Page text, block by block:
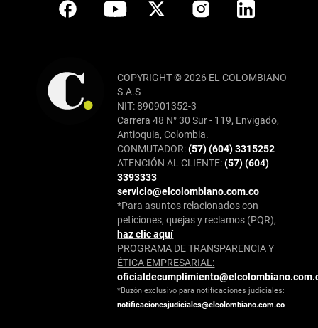
COPYRIGHT © 2026 EL COLOMBIANO
S.A.S
NIT: 890901352-3
Carrera 48 N° 30 Sur - 119, Envigado,
Antioquia, Colombia.
CONMUTADOR:(57) (604) 3315252
ATENCIÓN AL CLIENTE:(57) (604)
3393333
servicio@elcolombiano.com.co
*Para asuntos relacionados con
peticiones, quejas y reclamos (PQR),
haz clic aquí
PROGRAMA DE TRANSPARENCIA Y
ÉTICA EMPRESARIAL:
*Buzón exclusivo para notificaciones judiciales:
notificacionesjudiciales@elcolombiano.com.co